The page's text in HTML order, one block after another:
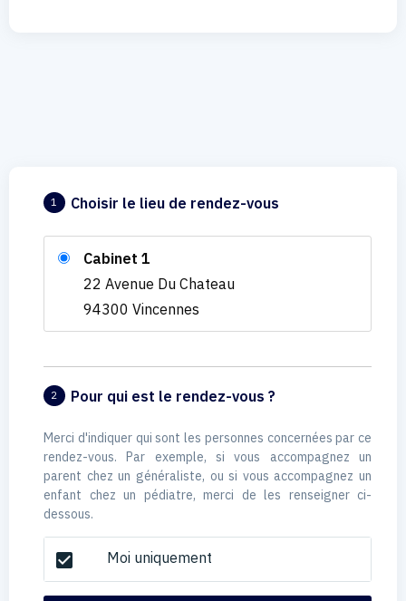
1 Choisir le lieu de rendez-vous
Cabinet 1
22 Avenue Du Chateau
94300 Vincennes
2 Pour qui est le rendez-vous ?
Merci d'indiquer qui sont les personnes concernées par ce
rendez-vous. Par exemple, si vous accompagnez un
parent chez un généraliste, ou si vous accompagnez un
enfant chez un pédiatre, merci de les renseigner ci-
dessous.
check_box Moi uniquement